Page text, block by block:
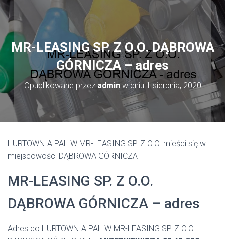
MR-LEASING SP. Z O.O. DĄBROWA
GÓRNICZA – adres
Opublikowane przez adminw dniu 1 sierpnia, 2020
HURTOWNIA PALIW MR-LEASING SP. Z O.O. mieści się w
miejscowości DĄBROWA GÓRNICZA
MR-LEASING SP. Z O.O.
DĄBROWA GÓRNICZA – adres
Adres do HURTOWNIA PALIW MR-LEASING SP. Z O.O.